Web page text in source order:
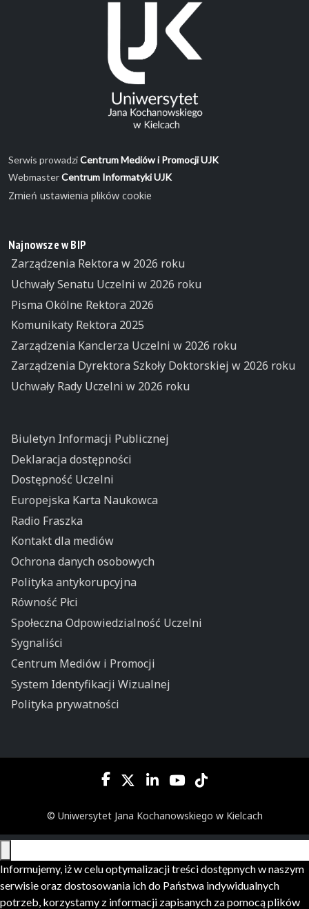
Serwis prowadziCentrum Mediów i Promocji UJK
WebmasterCentrum Informatyki UJK
Zmień ustawienia plików cookie
Najnowsze w BIP
Zarządzenia Rektora w 2026 roku
Uchwały Senatu Uczelni w 2026 roku
Pisma Okólne Rektora 2026
Komunikaty Rektora 2025
Zarządzenia Kanclerza Uczelni w 2026 roku
Zarządzenia Dyrektora Szkoły Doktorskiej w 2026 roku
Uchwały Rady Uczelni w 2026 roku
Biuletyn Informacji Publicznej
Deklaracja dostępności
Dostępność Uczelni
Europejska Karta Naukowca
Radio Fraszka
Kontakt dla mediów
Ochrona danych osobowych
Polityka antykorupcyjna
Równość Płci
Społeczna Odpowiedzialność Uczelni
Sygnaliści
Centrum Mediów i Promocji
System Identyfikacji Wizualnej
Polityka prywatności
© Uniwersytet Jana Kochanowskiego w Kielcach
Informujemy, iż w celu optymalizacji treści dostępnych w naszym
serwisie oraz dostosowania ich do Państwa indywidualnych
potrzeb, korzystamy z informacji zapisanych za pomocą plików